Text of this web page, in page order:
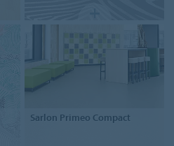
Sarlon Primeo Compact